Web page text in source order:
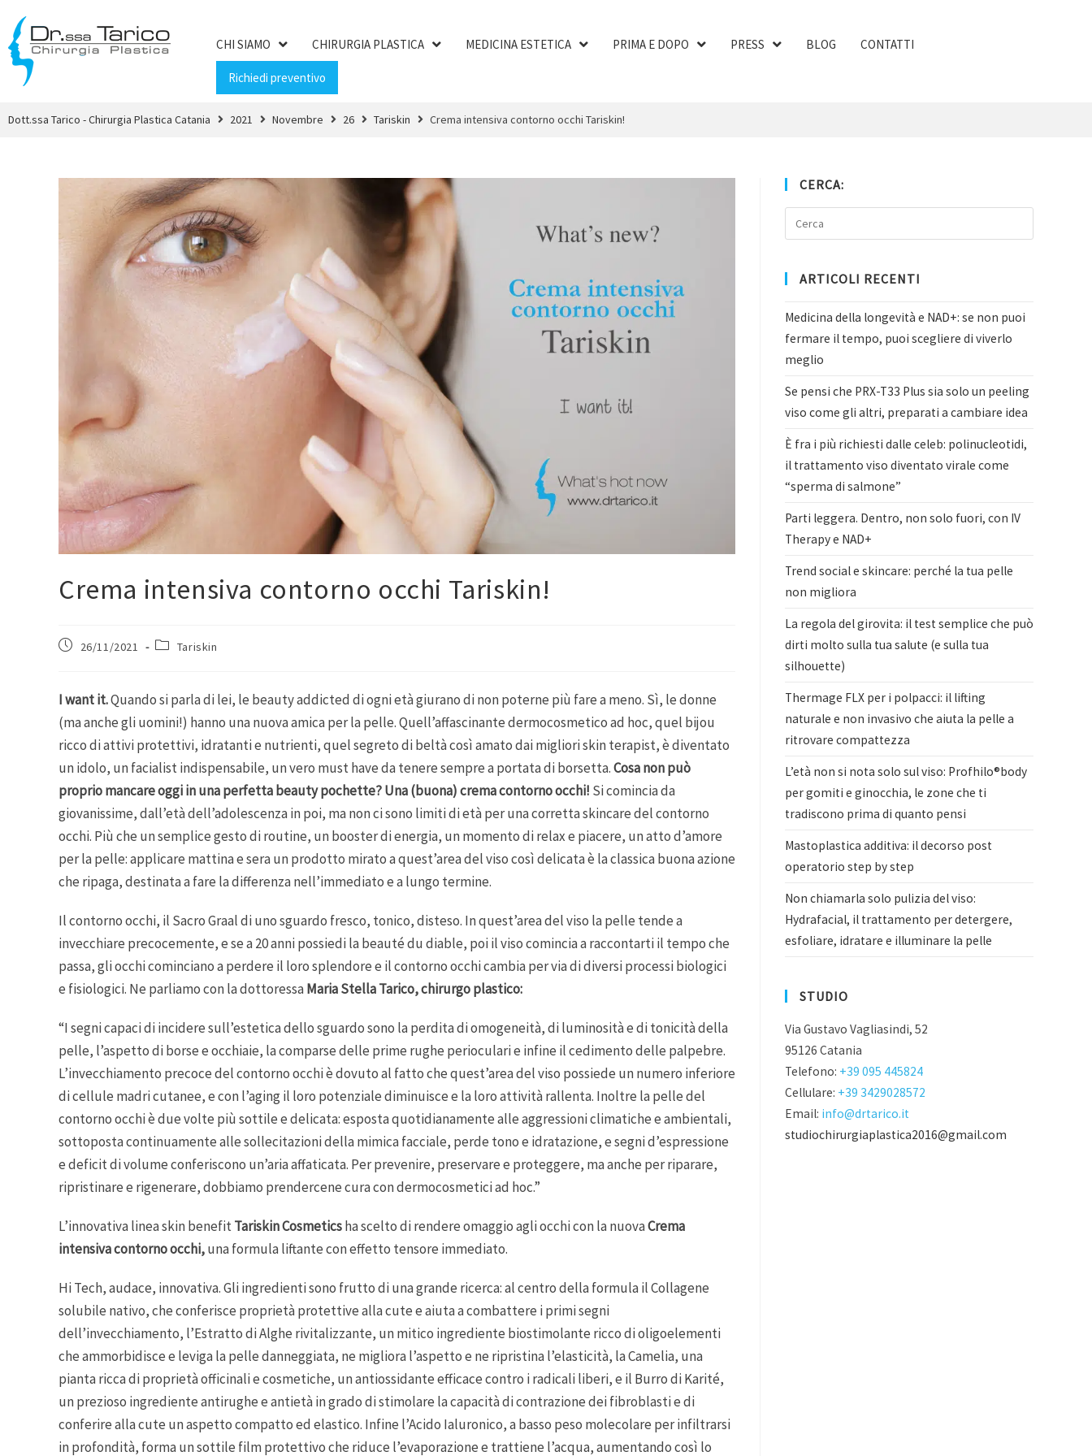
CHI SIAMO CHIRURGIA PLASTICA MEDICINA ESTETICA PRIMA E DOPO PRESS BLOG CONTATTI
Richiedi preventivo
Dott.ssa Tarico - Chirurgia Plastica Catania 2021 Novembre 26 Tariskin Crema intensiva contorno occhi Tariskin!
Crema intensiva contorno occhi Tariskin!
26/11/2021 Tariskin
Iwant it.Quando si parla di lei, le beauty addicted di ogni età giurano di non poterne più fare a meno. Sì, le donne
(ma anche gli uomini!) hanno una nuova amica per la pelle. Quell’affascinante dermocosmetico ad hoc, quel bijou
ricco di attivi protettivi, idratanti e nutrienti, quel segreto di beltà così amato dai migliori skin terapist, è diventato
un idolo, un facialist indispensabile, un vero must have da tenere sempre a portata di borsetta.Cosa non può
proprio mancare oggi in una perfetta beauty pochette? Una (buona) crema contorno occhi! Si comincia da
giovanissime, dall’età dell’adolescenza in poi, ma non ci sono limiti di età per una corretta skincare del contorno
occhi. Più che un semplice gesto di routine, un booster di energia, un momento di relax e piacere, un atto d’amore
per la pelle: applicare mattina e sera un prodotto mirato a quest’area del viso così delicata è la classica buona azione
che ripaga, destinata a fare la differenza nell’immediato e a lungo termine.
Il contorno occhi, il Sacro Graal di uno sguardo fresco, tonico, disteso. In quest’area del viso la pelle tende a
invecchiare precocemente, e se a 20 anni possiedi la beauté du diable, poi il viso comincia a raccontarti il tempo che
passa, gli occhi cominciano a perdere il loro splendore e il contorno occhi cambia per via di diversi processi biologici
e fisiologici. Ne parliamo con la dottoressaMaria Stella Tarico, chirurgo plastico:
“I segni capaci di incidere sull’estetica dello sguardo sono la perdita di omogeneità, di luminosità e di tonicità della
pelle, l’aspetto di borse e occhiaie, la comparse delle prime rughe perioculari e infine il cedimento delle palpebre.
L’invecchiamento precoce del contorno occhi è dovuto al fatto che quest’area del viso possiede un numero inferiore
di cellule madri cutanee, e con l’aging il loro potenziale diminuisce e la loro attività rallenta. Inoltre la pelle del
contorno occhi è due volte più sottile e delicata: esposta quotidianamente alle aggressioni climatiche e ambientali,
sottoposta continuamente alle sollecitazioni della mimica facciale, perde tono e idratazione, e segni d’espressione
e deficit di volume conferiscono un’aria affaticata. Per prevenire, preservare e proteggere, ma anche per riparare,
ripristinare e rigenerare, dobbiamo prendercene cura con dermocosmetici ad hoc.”
L’innovativa linea skin benefitTariskin Cosmeticsha scelto di rendere omaggio agli occhi con la nuovaCrema
intensiva contorno occhi,una formula liftante con effetto tensore immediato.
Hi Tech, audace, innovativa. Gli ingredienti sono frutto di una grande ricerca: al centro della formula il Collagene
solubile nativo, che conferisce proprietà protettive alla cute e aiuta a combattere i primi segni
dell’invecchiamento, l’Estratto di Alghe rivitalizzante, un mitico ingrediente biostimolante ricco di oligoelementi
che ammorbidisce e leviga la pelle danneggiata, ne migliora l’aspetto e ne ripristina l’elasticità, la Camelia, una
pianta ricca di proprietà officinali e cosmetiche, un antiossidante efficace contro i radicali liberi, e il Burro di Karité,
un prezioso ingrediente antirughe e antietà in grado di stimolare la capacità di contrazione dei fibroblasti e di
conferire alla cute un aspetto compatto ed elastico. Infine l’Acido Ialuronico, a basso peso molecolare per infiltrarsi
in profondità, forma un sottile film protettivo che riduce l’evaporazione e trattiene l’acqua, aumentando così lo
CERCA:
ARTICOLI RECENTI
Medicina della longevità e NAD+: se non puoi
fermare il tempo, puoi scegliere di viverlo
meglio
Se pensi che PRX-T33 Plus sia solo un peeling
viso come gli altri, preparati a cambiare idea
È fra i più richiesti dalle celeb: polinucleotidi,
il trattamento viso diventato virale come
“sperma di salmone”
Parti leggera. Dentro, non solo fuori, con IV
Therapy e NAD+
Trend social e skincare: perché la tua pelle
non migliora
La regola del girovita: il test semplice che può
dirti molto sulla tua salute (e sulla tua
silhouette)
Thermage FLX per i polpacci: il lifting
naturale e non invasivo che aiuta la pelle a
ritrovare compattezza
L’età non si nota solo sul viso: Profhilo®body
per gomiti e ginocchia, le zone che ti
tradiscono prima di quanto pensi
Mastoplastica additiva: il decorso post
operatorio step by step
Non chiamarla solo pulizia del viso:
Hydrafacial, il trattamento per detergere,
esfoliare, idratare e illuminare la pelle
STUDIO
Via Gustavo Vagliasindi, 52
95126 Catania
Telefono: +39 095 445824
Cellulare: +39 3429028572
Email: info@drtarico.it
studiochirurgiaplastica2016@gmail.com